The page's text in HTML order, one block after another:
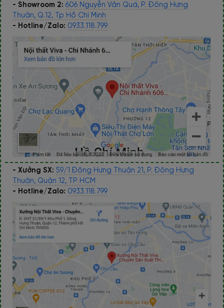
- Showroom 2: 606 Nguyễn Văn Quá, P. Đông Hưng
Thuận, Q.12, Tp Hồ Chí Minh
- Hotline/Zalo: 0933.118.799
- Xưởng SX: 59/1 Đông Hưng Thuận 21, P. Đông Hưng
Thuận, Quận 12, TP HCM
- Hotline/Zalo: 0933.118.799